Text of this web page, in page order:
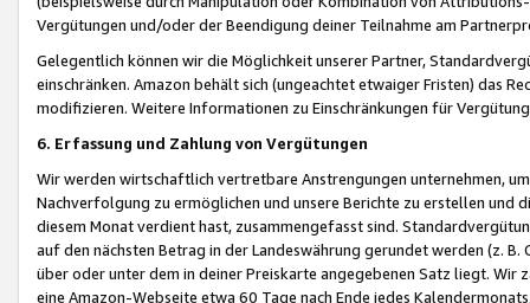
Vergütungen und/oder der Beendigung deiner Teilnahme am
Gelegentlich können wir die Möglichkeit unserer Partner,
einschränken. Amazon behält sich (ungeachtet etwaiger Fristen) das
modifizieren. Weitere Informationen zu Einschränkungen für
6. Erfassung und Zahlung von Vergütungen
Wir werden wirtschaftlich vertretbare Anstrengungen unternehmen,
Nachverfolgung zu ermöglichen und unsere Berichte zu erstellen und
diesem Monat verdient hast, zusammengefasst sind.
auf den nächsten Betrag in der Landeswährung gerundet werden (z.
über oder unter dem in deiner Preiskarte angegebenen Satz liegt.
eine Amazon-Webseite etwa 60 Tage nach Ende jedes